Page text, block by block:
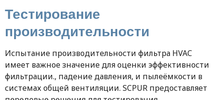
Тестирование
производительности
Испытание производительности фильтра HVAC
имеет важное значение для оценки эффективности
фильтрации., падение давления, и пылеёмкости в
системах общей вентиляции. SCPUR предоставляет